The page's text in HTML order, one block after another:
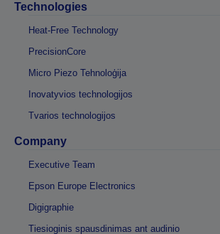
Technologies
Heat-Free Technology
PrecisionCore
Micro Piezo Tehnoloģija
Inovatyvios technologijos
Tvarios technologijos
Company
Executive Team
Epson Europe Electronics
Digigraphie
Tiesioginis spausdinimas ant audinio